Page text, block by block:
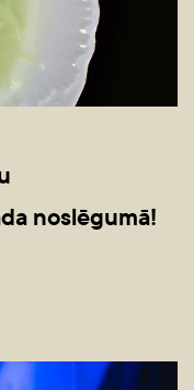
noslēgumā!